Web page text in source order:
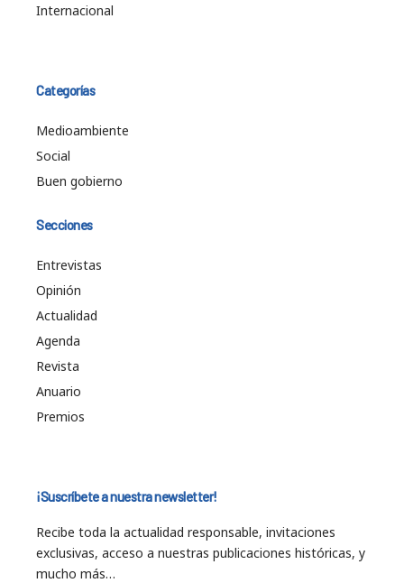
Internacional
Categorías
Medioambiente
Social
Buen gobierno
Secciones
Entrevistas
Opinión
Actualidad
Agenda
Revista
Anuario
Premios
¡Suscríbete a nuestra newsletter!
Recibe toda la actualidad responsable, invitaciones
exclusivas, acceso a nuestras publicaciones históricas, y
mucho más…